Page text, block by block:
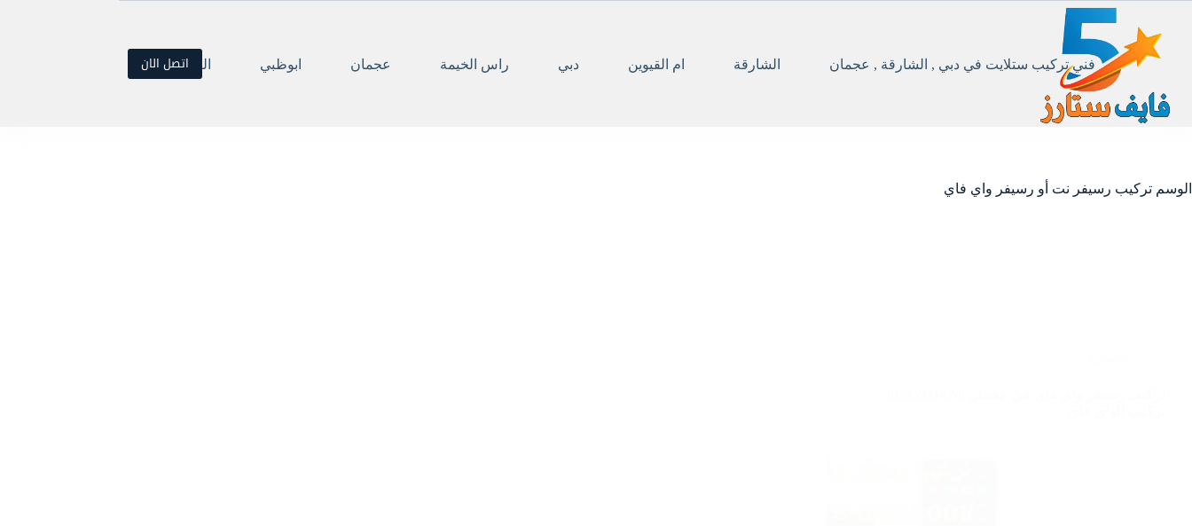
المحتوى
فني تركيب ستلايت في دبي , الشارقة , عجمان
الشارقة ام القيوين دبي راس الخيمة عجمان ابوظبي العيناتصل الان
الوسم تركيب رسيفر نت أو رسيفر واي فاي